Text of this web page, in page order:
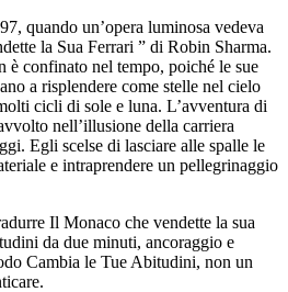
quando un’opera luminosa vedeva
la Sua Ferrari ” di Robin Sharma.
è confinato nel tempo, poiché le sue
a risplendere come stelle nel cielo
cicli di sole e luna. L’avventura di
nell’illusione della carriera
Egli scelse di lasciare alle spalle le
e intraprendere un pellegrinaggio
Il Monaco che vendette la sua
da due minuti, ancoraggio e
Cambia le Tue Abitudini, non un